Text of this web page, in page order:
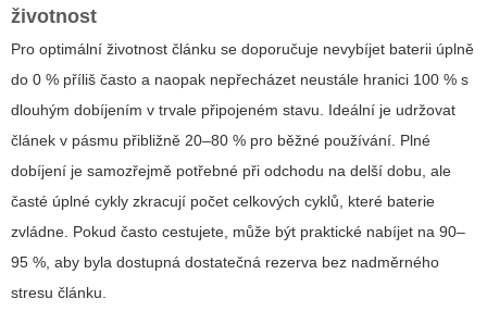
životnost
Pro optimální životnost článku se doporučuje nevybíjet baterii úplně
do 0 % příliš často a naopak nepřecházet neustále hranici 100 % s
dlouhým dobíjením v trvale připojeném stavu. Ideální je udržovat
článek v pásmu přibližně 20–80 % pro běžné používání. Plné
dobíjení je samozřejmě potřebné při odchodu na delší dobu, ale
časté úplné cykly zkracují počet celkových cyklů, které baterie
zvládne. Pokud často cestujete, může být praktické nabíjet na 90–
95 %, aby byla dostupná dostatečná rezerva bez nadměrného
stresu článku.